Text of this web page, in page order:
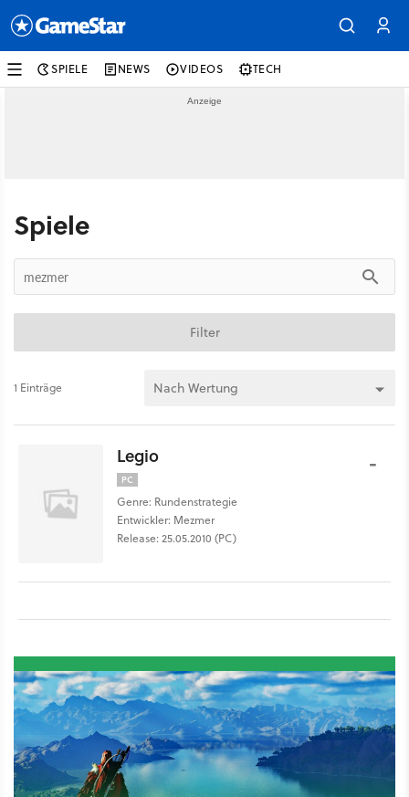
SPIELE NEWS VIDEOS TECH
Spiele
Filter
1 Einträge
Legio
PC
Genre: Rundenstrategie
Entwickler: Mezmer
Release: 25.05.2010 (PC)
-